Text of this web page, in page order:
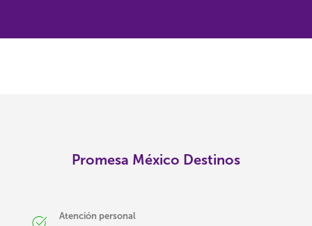
Promesa México Destinos
Atención personal